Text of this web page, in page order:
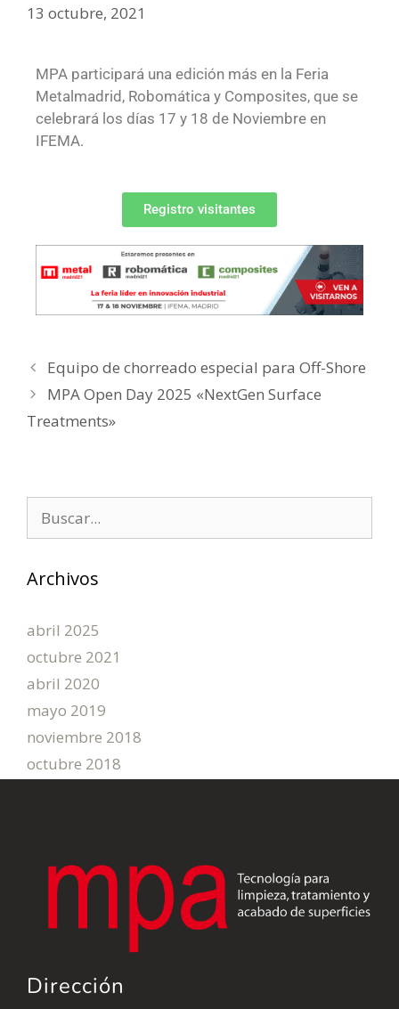
13 octubre, 2021
MPA participará una edición más en la Feria
Metalmadrid, Robomática y Composites, que se
celebrará los días 17 y 18 de Noviembre en
IFEMA.
Registro visitantes
Equipo de chorreado especial para Off-Shore
MPA Open Day 2025 «NextGen Surface
Treatments»
Archivos
abril 2025
octubre 2021
abril 2020
mayo 2019
noviembre 2018
octubre 2018
Dirección